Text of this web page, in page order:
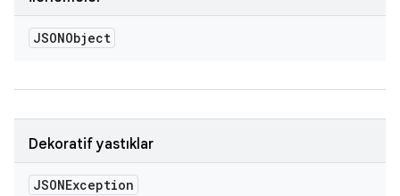
JSONObject
Dekoratif yastıklar
JSONException